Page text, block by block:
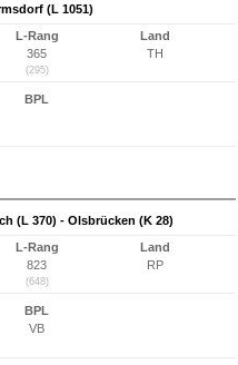
(L 1051)
L-Rang
365
(295)
Land
TH
BPL
(L 370) - Olsbrücken (K 28)
L-Rang
823
(648)
Land
RP
BPL
VB